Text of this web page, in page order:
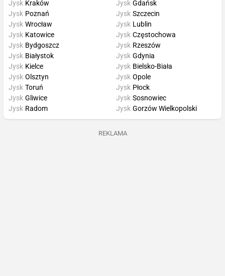
Jysk Kraków
Jysk Poznań
Jysk Wrocław
Jysk Gdańsk
Jysk Szczecin
Jysk Lublin
Jysk Katowice
Jysk Bydgoszcz
Jysk Białystok
Jysk Kielce
Jysk Częstochowa
Jysk Rzeszów
Jysk Gdynia
Jysk Bielsko-Biała
Jysk Olsztyn
Jysk Toruń
Jysk Gliwice
Jysk Radom
Jysk Opole
Jysk Płock
Jysk Sosnowiec
Jysk Gorzów Wielkopolski
REKLAMA